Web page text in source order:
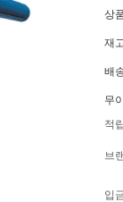
상
재
배
무
적
브
입